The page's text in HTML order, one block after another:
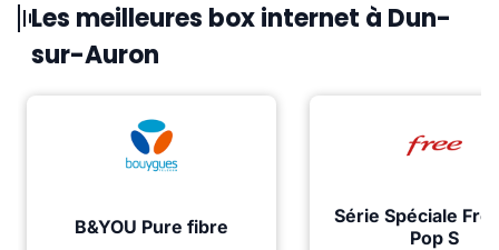
Les meilleures box internet à Dun-
sur-Auron
B&YOU Pure fibre
Série Spéciale
Pop S